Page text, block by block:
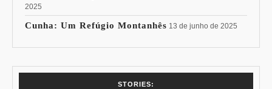
2025
Cunha: Um Refúgio Montanhês 13 de junho de 2025
STORIES: